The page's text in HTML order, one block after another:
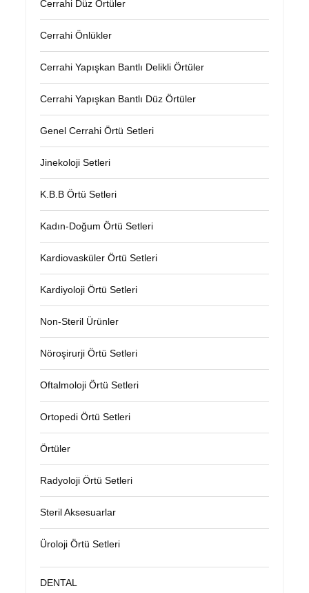
Cerrahi Düz Örtüler
Cerrahi Önlükler
Cerrahi Yapışkan Bantlı Delikli Örtüler
Cerrahi Yapışkan Bantlı Düz Örtüler
Genel Cerrahi Örtü Setleri
Jinekoloji Setleri
K.B.B Örtü Setleri
Kadın-Doğum Örtü Setleri
Kardiovasküler Örtü Setleri
Kardiyoloji Örtü Setleri
Non-Steril Ürünler
Nöroşirurji Örtü Setleri
Oftalmoloji Örtü Setleri
Ortopedi Örtü Setleri
Örtüler
Radyoloji Örtü Setleri
Steril Aksesuarlar
Üroloji Örtü Setleri
DENTAL